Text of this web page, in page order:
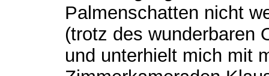
Palmenschatten nicht
(trotz des wunderbaren
und unterhielt mich mit